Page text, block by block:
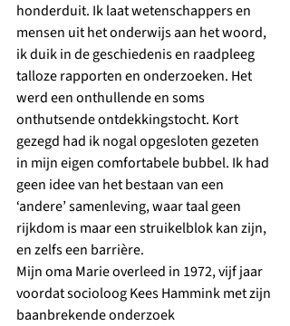
honderduit. Ik laat wetenschappers en
mensen uit het onderwijs aan het woord,
ik duik in de geschiedenis en raadpleeg
talloze rapporten en onderzoeken. Het
werd een onthullende en soms
onthutsende ontdekkingstocht. Kort
gezegd had ik nogal opgesloten gezeten
in mijn eigen comfortabele bubbel. Ik had
geen idee van het bestaan van een
‘andere’ samenleving, waar taal geen
rijkdom is maar een struikelblok kan zijn,
en zelfs een barrière.
Mijn oma Marie overleed in 1972, vijf jaar
voordat socioloog Kees Hammink met zijn
baanbrekende onderzoek